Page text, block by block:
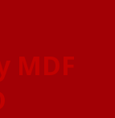
MDF